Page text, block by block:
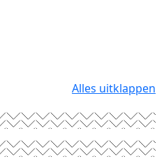
Alles uitklappen